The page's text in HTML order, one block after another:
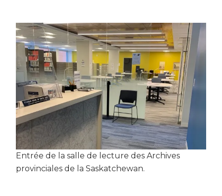
Entrée de la salle de lecture des Archives
provinciales de la Saskatchewan.